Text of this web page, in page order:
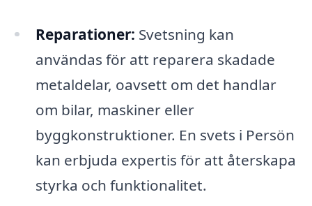
Reparationer: Svetsning kan
användas för att reparera skadade
metaldelar, oavsett om det handlar
om bilar, maskiner eller
byggkonstruktioner. En svets i Persön
kan erbjuda expertis för att återskapa
styrka och funktionalitet.